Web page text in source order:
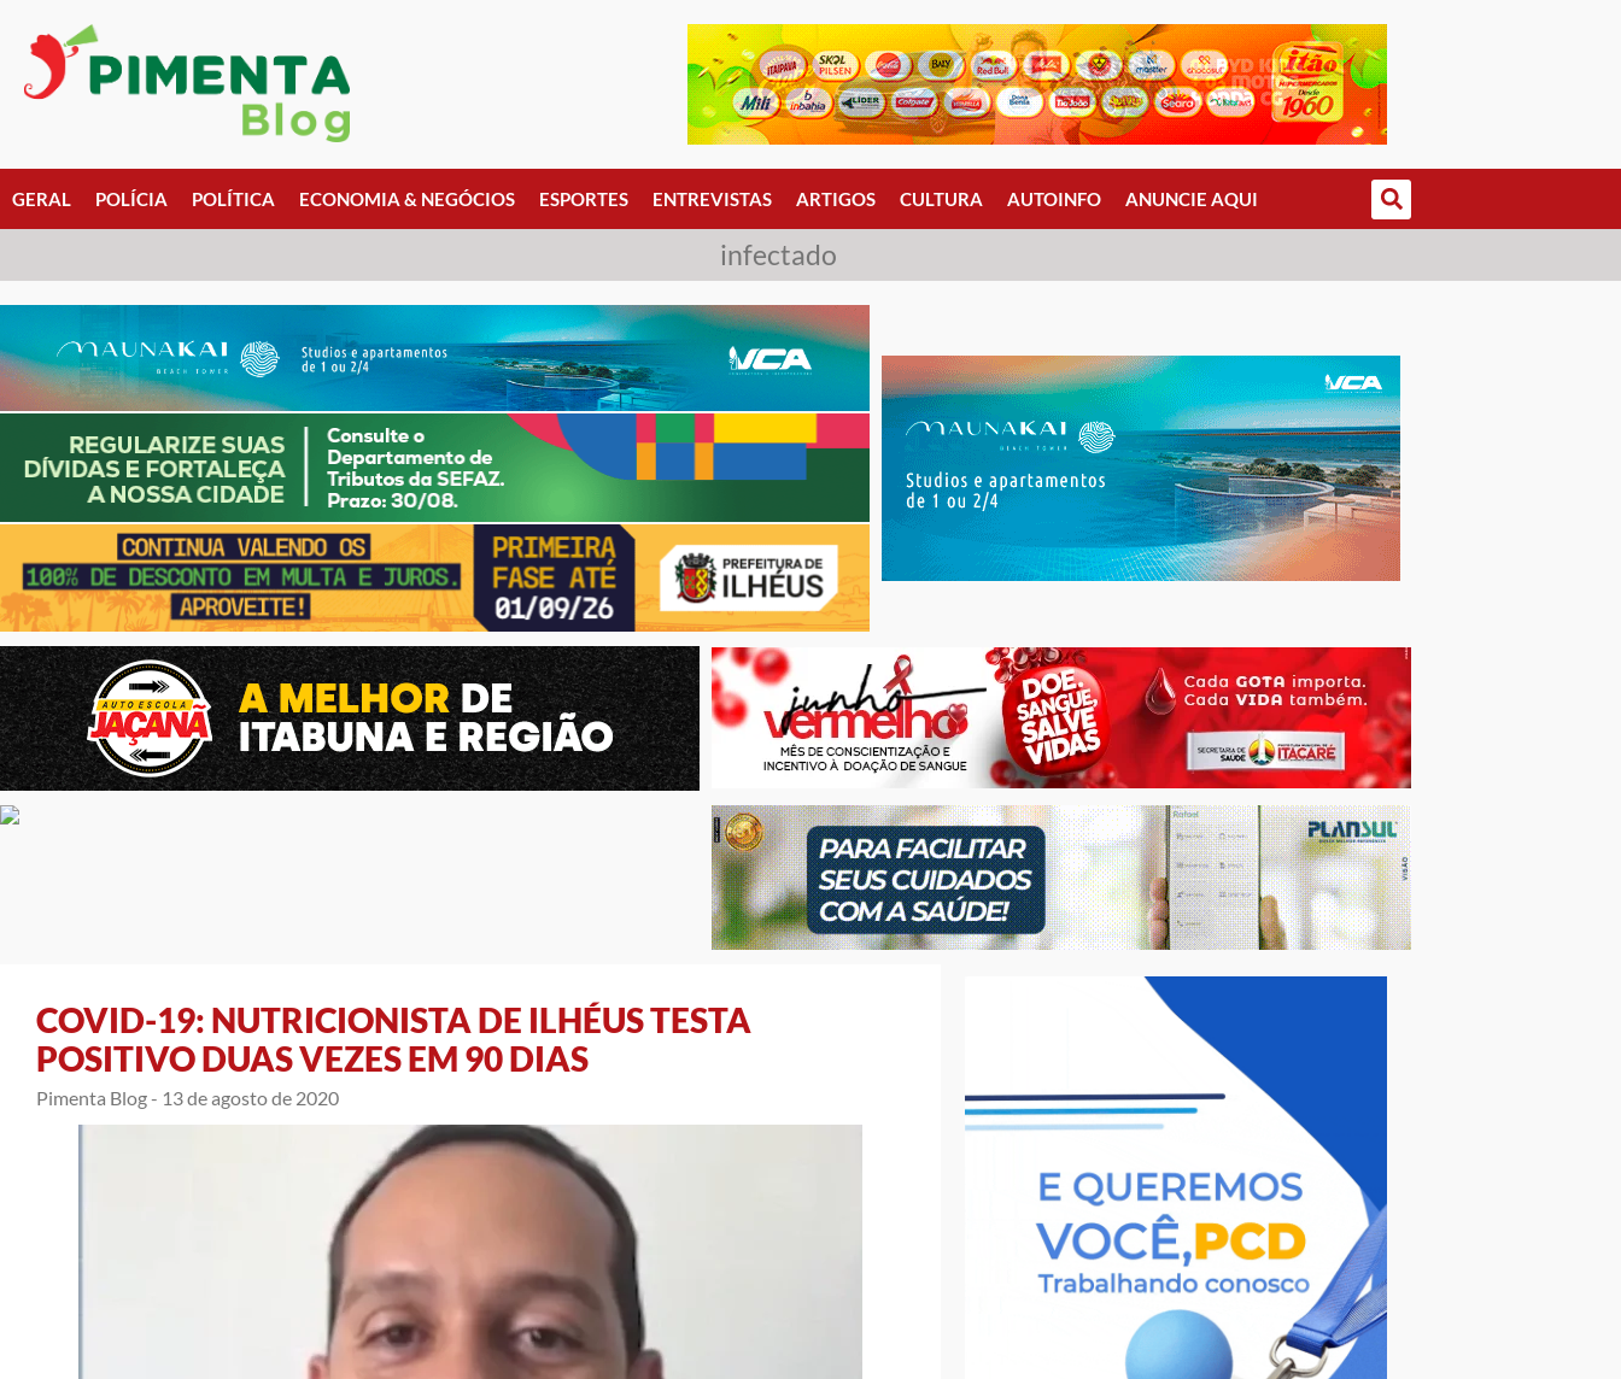
GERAL POLÍCIA POLÍTICA ECONOMIA & NEGÓCIOS ESPORTES ENTREVISTAS ARTIGOS CULTURA AUTOINFO ANUNCIE AQUI
infectado
COVID-19: NUTRICIONISTA DE ILHÉUS TESTA
POSITIVO DUAS VEZES EM 90 DIAS
Pimenta Blog - 13 de agosto de 2020